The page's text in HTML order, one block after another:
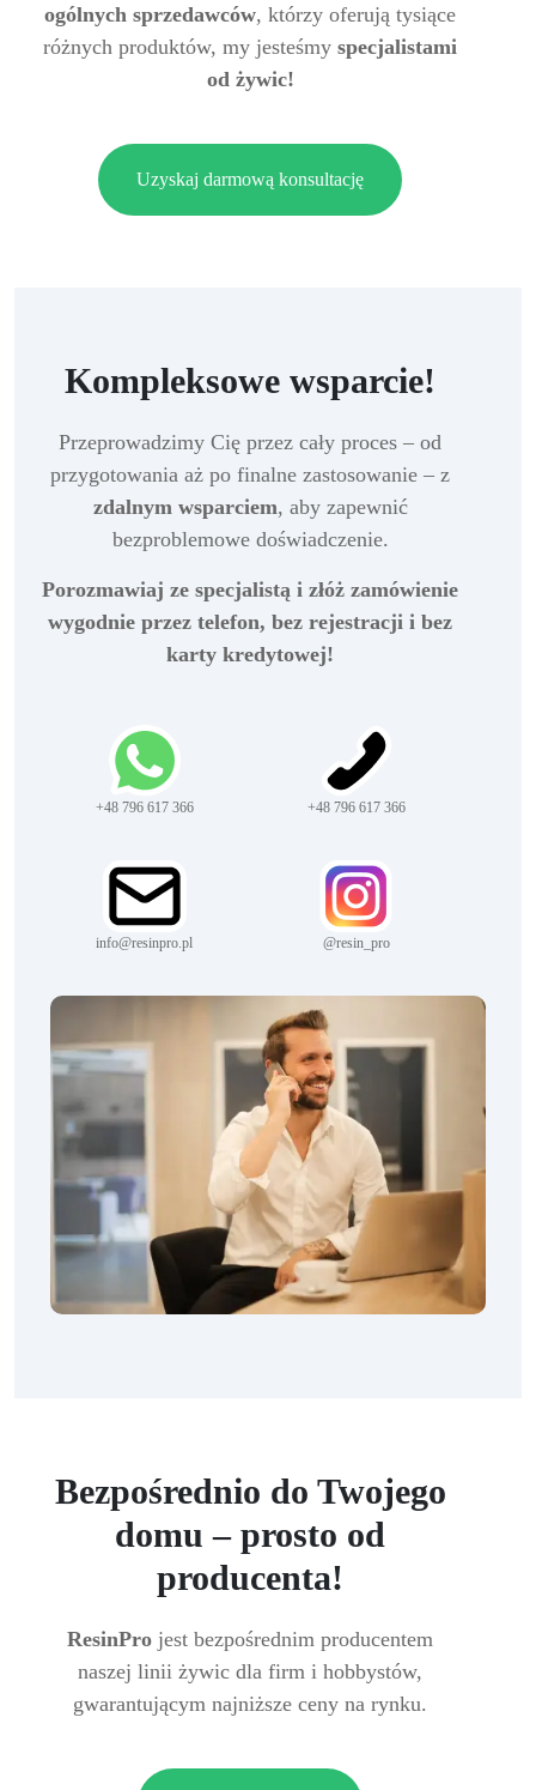
ogólnych sprzedawców, którzy oferują tysiące
różnych produktów, my jesteśmy specjalistami
od żywic!
Uzyskaj darmową konsultację
Kompleksowe wsparcie!
Przeprowadzimy Cię przez cały proces – od
przygotowania aż po finalne zastosowanie – z
zdalnym wsparciem, aby zapewnić
bezproblemowe doświadczenie.
Porozmawiaj ze specjalistą i złóż zamówienie
wygodnie przez telefon, bez rejestracji i bez
karty kredytowej!
+48 796 617 366 +48 796 617 366
info@resinpro.pl @resin_pro
Bezpośrednio do Twojego
domu – prosto od
producenta!
ResinPro jest bezpośrednim producentem
naszej linii żywic dla firm i hobbystów,
gwarantującym najniższe ceny na rynku.